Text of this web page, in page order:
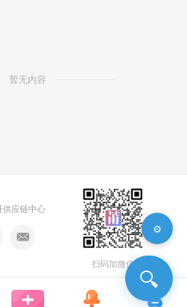
暂无内容
供应链中心
扫码加微信
🔍
⚙️